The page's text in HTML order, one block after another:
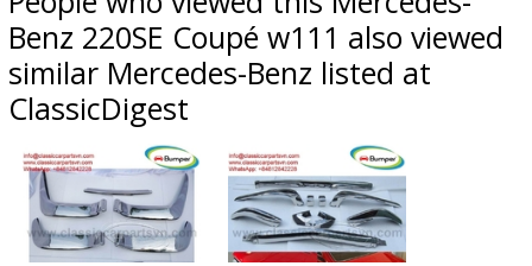
Benz 220SE Coupé w111 also viewed
similar Mercedes-Benz listed at
ClassicDigest